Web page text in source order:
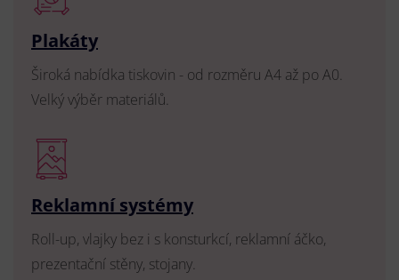
Plakáty
Široká nabídka tiskovin - od rozměru A4 až po A0.
Velký výběr materiálů.
Reklamní systémy
Roll-up, vlajky bez i s konsturkcí, reklamní áčko,
prezentační stěny, stojany.